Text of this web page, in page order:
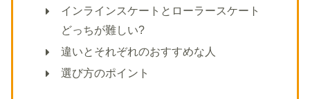
インラインスケートとローラースケート
どっちが難しい?
違いとそれぞれのおすすめな人
選び方のポイント